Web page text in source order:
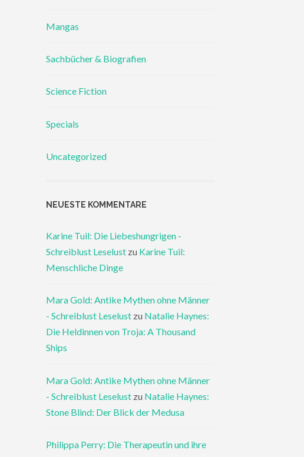
Mangas
Sachbücher & Biografien
Science Fiction
Specials
Uncategorized
NEUESTE KOMMENTARE
Karine Tuil: Die Liebeshungrigen -
Schreiblust Leselust zu Karine Tuil:
Menschliche Dinge
Mara Gold: Antike Mythen ohne Männer
- Schreiblust Leselust zu Natalie Haynes:
Die Heldinnen von Troja: A Thousand
Ships
Mara Gold: Antike Mythen ohne Männer
- Schreiblust Leselust zu Natalie Haynes:
Stone Blind: Der Blick der Medusa
Philippa Perry: Die Therapeutin und ihre